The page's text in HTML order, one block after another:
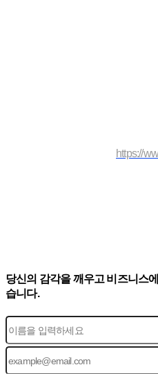
https://
당신의 감각을 깨우고 비즈니스
습니다.